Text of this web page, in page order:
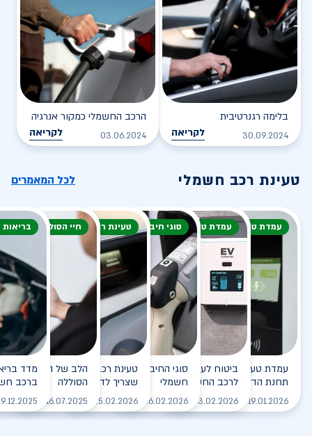
בלימה רגנרטיבית
30.09.2024 לקריאה
הרכב החשמלי כמקור אנרגיה
03.06.2024 לקריאה
טעינת רכב חשמלי לכל המאמרים
עמדת טעינה
עמדת טעינה - הסוף של
תחנת הדלק?
19.01.2026 לקריאה
עמדת טעינה
ביטוח לעמדת טעינה ביתית
לרכב החשמלי
03.02.2026 לקריאה
סוגי חיבור
סוגי החיבורים לטעינת רכב
חשמלי
26.02.2026 לקריאה
טעינת רכב חשמלי
טעינת רכב חשמלי - כל מה
שצריך לדעת
25.02.2026 לקריאה
חיי הסוללה
הלב של הרכב
הסוללה
16.07.2025
ברכב